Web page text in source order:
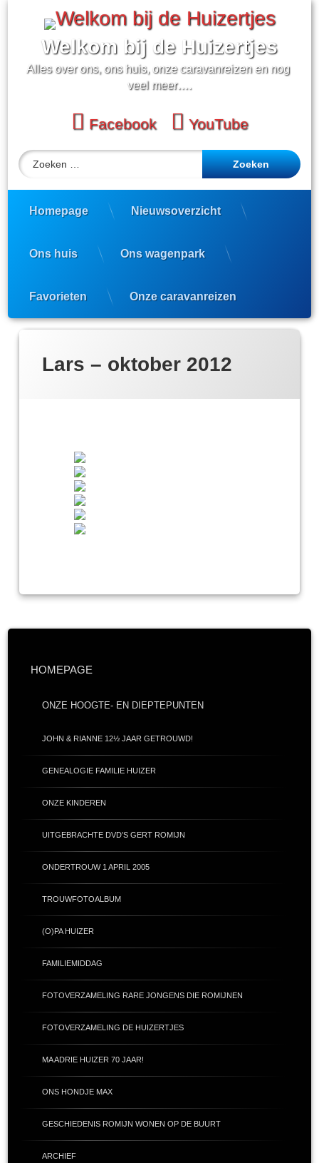
Welkom bij de Huizertjes
Alles over ons, ons huis, onze caravanreizen en nog
veel meer….
Facebook YouTube
Zoeken naar:
Homepage Nieuwsoverzicht
Ons huis Ons wagenpark
Favorieten Onze caravanreizen
Lars – oktober 2012
HOMEPAGE
ONZE HOOGTE- EN DIEPTEPUNTEN
JOHN & RIANNE 12½ JAAR GETROUWD!
GENEALOGIE FAMILIE HUIZER
ONZE KINDEREN
UITGEBRACHTE DVD’S GERT ROMIJN
ONDERTROUW 1 APRIL 2005
TROUWFOTOALBUM
(O)PA HUIZER
FAMILIEMIDDAG
FOTOVERZAMELING RARE JONGENS DIE ROMIJNEN
FOTOVERZAMELING DE HUIZERTJES
MA ADRIE HUIZER 70 JAAR!
ONS HONDJE MAX
GESCHIEDENIS ROMIJN WONEN OP DE BUURT
ARCHIEF